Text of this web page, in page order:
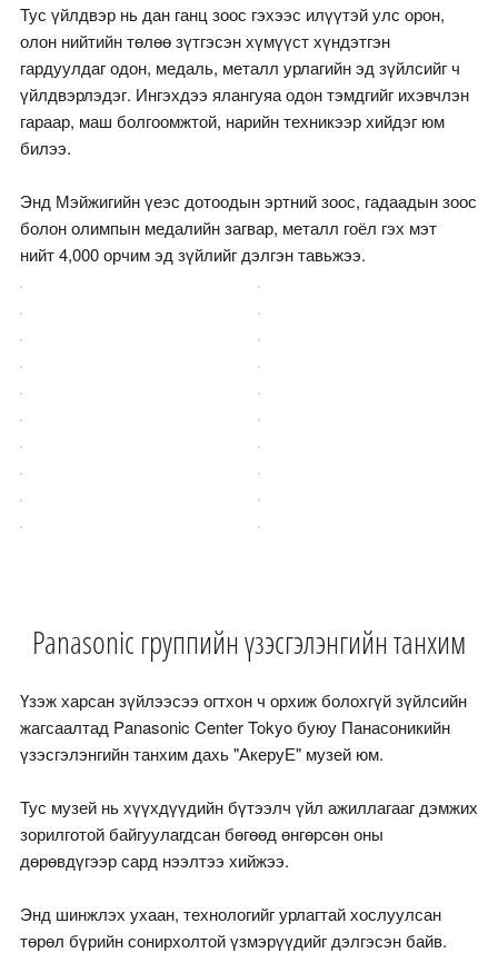
Тус үйлдвэр нь дан ганц зоос гэхээс илүүтэй улс орон,
олон нийтийн төлөө зүтгэсэн хүмүүст хүндэтгэн
гардуулдаг одон, медаль, металл урлагийн эд зүйлсийг ч
үйлдвэрлэдэг. Ингэхдээ ялангуяа одон тэмдгийг ихэвчлэн
гараар, маш болгоомжтой, нарийн техникээр хийдэг юм
билээ.
Энд Мэйжигийн үеэс дотоодын эртний зоос, гадаадын зоос
болон олимпын медалийн загвар, металл гоёл гэх мэт
нийт 4,000 орчим эд зүйлийг дэлгэн тавьжээ.
Panasonic группийн үзэсгэлэнгийн танхим
Үзэж харсан зүйлээсээ огтхон ч орхиж болохгүй зүйлсийн
жагсаалтад Panasonic Center Tokyo буюу Панасоникийн
үзэсгэлэнгийн танхим дахь "АкеруЕ" музей юм.
Тус музей нь хүүхдүүдийн бүтээлч үйл ажиллагааг дэмжих
зорилготой байгуулагдсан бөгөөд өнгөрсөн оны
дөрөвдүгээр сард нээлтээ хийжээ.
Энд шинжлэх ухаан, технологийг урлагтай хослуулсан
төрөл бүрийн сонирхолтой үзмэрүүдийг дэлгэсэн байв.